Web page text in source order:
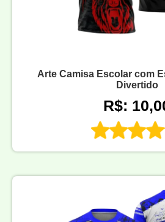
Arte Camisa Escolar com
Divertido
R$: